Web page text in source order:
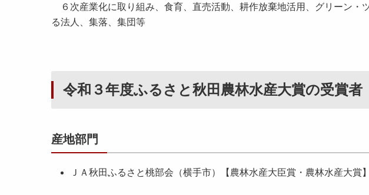
６次産業化に取り組み、食育、直売活動、耕作放棄地活用、グリーン・
る法人、集落、集団等
令和３年度ふるさと秋田農林水産大賞の受賞者
産地部門
ＪＡ秋田ふるさと桃部会（横手市）【農林水産大臣賞・農林水産大賞】